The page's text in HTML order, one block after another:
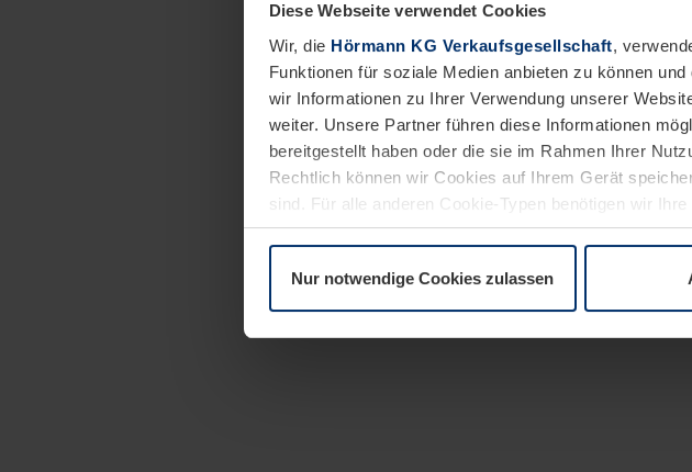
Diese Webseite verwendet Cookies
Wir, die Hörmann KG Verkaufsgesellschaft,
Funktionen für soziale Medien anbieten zu können
wir Informationen zu Ihrer Verwendung unserer
weiter. Unsere Partner führen diese Informationen
bereitgestellt haben oder die sie im Rahmen Ihrer
Rechtlich können wir Cookies auf Ihrem Gerät
sind. Für alle anderen Cookie-Typen benötigen wir
Erläuterung auf der SeiteDatenschutzerklärung
Nur notwendige Cookies zulassen